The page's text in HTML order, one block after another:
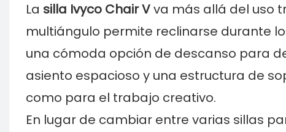
La silla Ivyco Chair Vva más allá del uso
multiángulo permite reclinarse durante
una cómoda opción de descanso para
asiento espacioso y una estructura de
como para el trabajo creativo.
En lugar de cambiar entre varias sillas